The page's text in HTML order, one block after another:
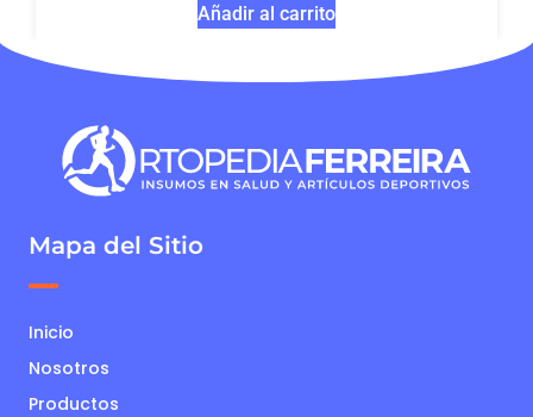
Añadir al carrito
Mapa del Sitio
Inicio
Nosotros
Productos